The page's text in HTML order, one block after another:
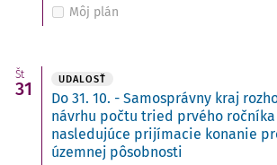
Môj plán
Št
31 UDALOSŤ
Do 31. 10. - Samosprávny kraj
návrhu počtu tried prvého
nasledujúce prijímacie konanie
územnej pôsobnosti